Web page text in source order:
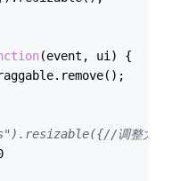
(event, ui ) {
调整大小